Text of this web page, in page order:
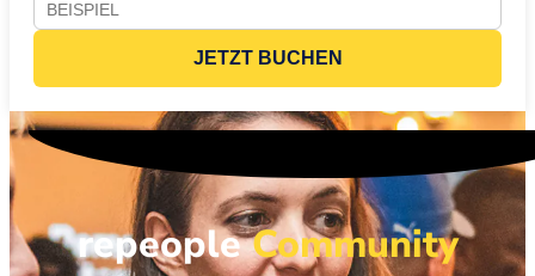
JETZT BUCHEN
repeopleCommunity